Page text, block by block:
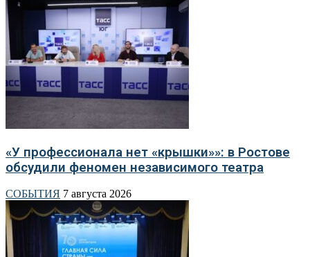
«У профессионала нет «крышки»»: в Ростове
обсудили феномен независимого театра
СОБЫТИЯ 7 августа 2026